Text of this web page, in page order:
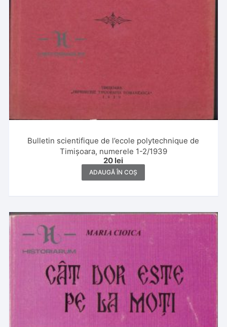
Bulletin scientifique de l’ecole polytechnique de
Timișoara, numerele 1-2/1939
20 lei
ADAUGĂ ÎN COȘ